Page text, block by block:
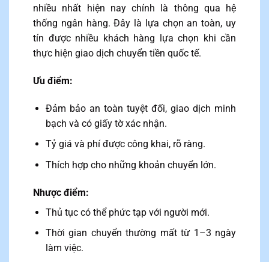
nhiều nhất hiện nay chính là thông qua hệ
thống ngân hàng. Đây là lựa chọn an toàn, uy
tín được nhiều khách hàng lựa chọn khi cần
thực hiện giao dịch chuyển tiền quốc tế.
Ưu điểm:
Đảm bảo an toàn tuyệt đối, giao dịch minh
bạch và có giấy tờ xác nhận.
Tỷ giá và phí được công khai, rõ ràng.
Thích hợp cho những khoản chuyển lớn.
Nhược điểm:
Thủ tục có thể phức tạp với người mới.
Thời gian chuyển thường mất từ 1–3 ngày
làm việc.